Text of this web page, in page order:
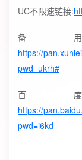
UC不限速链接:
备
https://
pwd=ukrh#
百
https://
pwd=i6kd